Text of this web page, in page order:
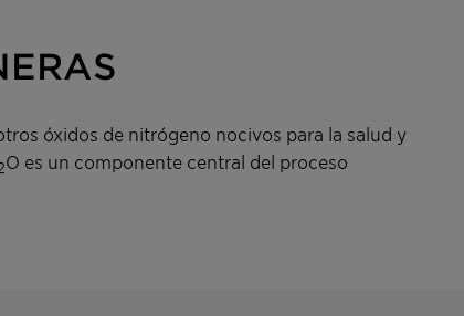
óxidos de nitrógeno nocivos para la salud y
O es un componente central del proceso